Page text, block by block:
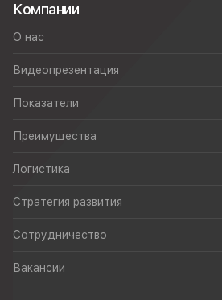
Компании
О нас
Видеопрезентация
Показатели
Преимущества
Логистика
Стратегия развития
Сотрудничество
Вакансии